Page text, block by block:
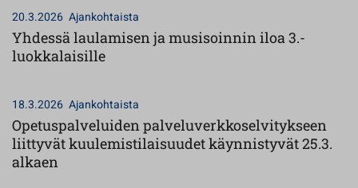
20.3.2026 Ajankohtaista
Yhdessä laulamisen ja musisoinnin iloa 3.-
luokkalaisille
18.3.2026 Ajankohtaista
Opetuspalveluiden palveluverkkoselvitykseen
liittyvät kuulemistilaisuudet käynnistyvät 25.3.
alkaen